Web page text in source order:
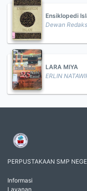
Ensiklopedi
Dewan
LARA MIYA
ERLIN
PERPUSTAKAAN SMP
Informasi
Layanan